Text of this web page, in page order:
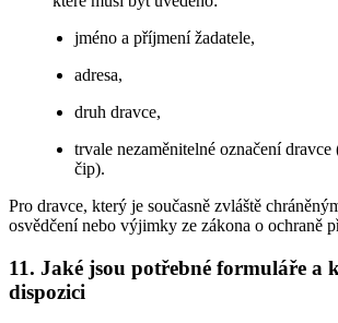
jméno a příjmení žadatele,
adresa,
druh dravce,
trvale nezaměnitelné označení
čip).
Pro dravce, který je současně zvláště
osvědčení nebo výjimky ze zákona o ochraně
11. Jaké jsou potřebné formuláře a
dispozici